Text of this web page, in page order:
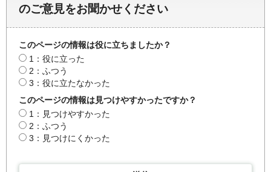
のご意見をお聞かせください
このページの情報は役に立ちましたか？
1：役に立った
2：ふつう
3：役に立たなかった
このページの情報は見つけやすかったですか？
1：見つけやすかった
2：ふつう
3：見つけにくかった